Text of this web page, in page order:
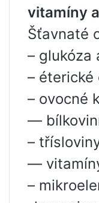
vitamíny
Šťavnaté
– glukóza
– éterické
– ovocné
—
–
—
–